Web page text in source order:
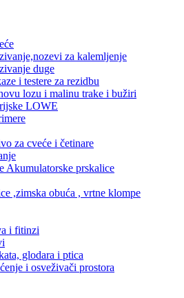
za kalemljenje
duge
i testere za rezidbu
lozu i malinu trake i bužiri
LOWE
za cveće i četinare
Akumulatorske prskalice
,zimska obuća , vrtne klompe
i fitinzi
glodara i ptica
i osveživači prostora